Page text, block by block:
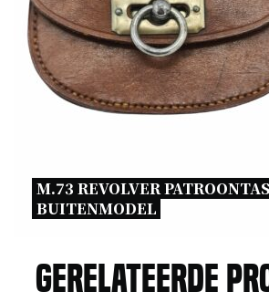
M.73 REVOLVER PATROONTAS
BUITENMODEL
Gerelateerde